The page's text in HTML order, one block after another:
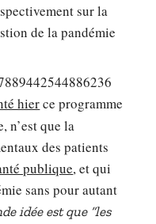
sur la
de la pandémie
hierce programme
n’est que la
des patients
publique, et qui
sans pour autant
idée est que “les